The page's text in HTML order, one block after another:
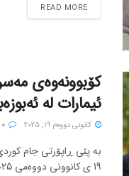
READ MORE
کۆبوونەوەی
ئیمارات لە
كانونی دووه‌م 19, 2025
بە پێی ڕاپۆرتی جام
19 ی کانوونی دووەمی 2025 لە شاری ئەبوزەبی لە گەڵ ...